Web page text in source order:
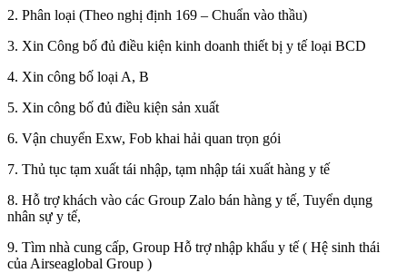
2. Phân loại (Theo nghị định 169 – Chuẩn vào thầu)
3. Xin Công bố đủ điều kiện kinh doanh thiết bị y tế loại BCD
4. Xin công bố loại A, B
5. Xin công bố đủ điều kiện sản xuất
6. Vận chuyển Exw, Fob khai hải quan trọn gói
7. Thủ tục tạm xuất tái nhập, tạm nhập tái xuất hàng y tế
8. Hỗ trợ khách vào các Group Zalo bán hàng y tế, Tuyển dụng
nhân sự y tế,
9. Tìm nhà cung cấp, Group Hỗ trợ nhập khẩu y tế ( Hệ sinh thái
của Airseaglobal Group )